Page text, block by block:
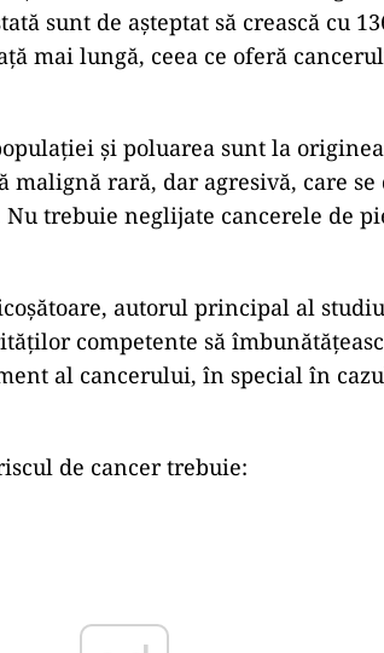
sunt de așteptat să crească cu
mai lungă, ceea ce oferă
și poluarea sunt la
malignă rară, dar agresivă, care
trebuie neglijate cancerele de
autorul principal al
competente să
al cancerului, în special în
de cancer trebuie: